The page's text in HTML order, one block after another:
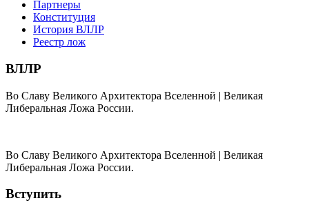
Партнеры
Конституция
История ВЛЛР
Реестр лож
ВЛЛР
Во Славу Великого Архитектора Вселенной | Великая
Либеральная Ложа России.
Во Славу Великого Архитектора Вселенной | Великая
Либеральная Ложа России.
Вступить